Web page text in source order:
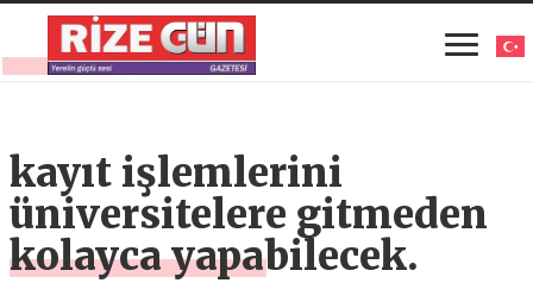
kayıt işlemlerini
üniversitelere gitmeden
kolayca yapabilecek.